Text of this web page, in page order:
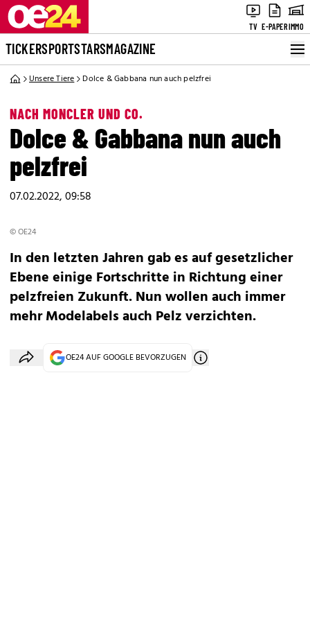
TV E-PAPERIMMO
TICKERSPORTSTARSMAGAZINE
Unsere Tiere Dolce & Gabbana nun auch pelzfrei
NACH MONCLER UND CO.
Dolce & Gabbana nun auch
pelzfrei
07.02.2022, 09:58
© OE24
In den letzten Jahren gab es auf gesetzlicher
Ebene einige Fortschritte in Richtung einer
pelzfreien Zukunft. Nun wollen auch immer
mehr Modelabels auch Pelz verzichten.
OE24 AUF GOOGLE BEVORZUGEN